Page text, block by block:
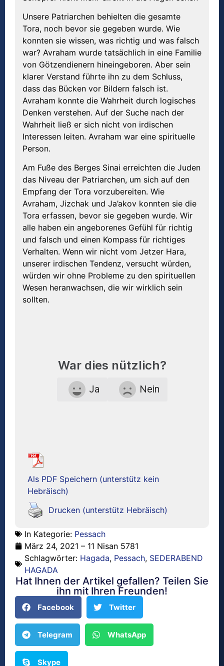
Unsere Patriarchen behielten die gesamte
Tora, noch bevor sie gegeben wurde. Wie
konnten sie wissen, was richtig und was falsch
war? Avraham wurde tatsächlich in eine Familie
von Götzendienern hineingeboren. Aber sein
klarer Verstand führte ihn zu dem Schluss,
dass das Bücken vor Bildern falsch ist.
Avraham konnte die Wahrheit durch logisches
Denken verstehen. Auf der Suche nach der
Wahrheit ließ er sich nicht von irdischen
Interessen leiten. Avraham war eine spirituelle
Person.
Am Fuße des Berges Sinai erreichten die Juden
das Niveau der Patriarchen, um sich auf den
Empfang der Tora vorzubereiten. Wie
Avraham, Jizchak und Ja’akov konnten sie die
Tora erfassen, bevor sie gegeben wurde. Wir
alle haben ein angeborenes Gefühl für richtig
und falsch und einen Kompass für richtiges
Verhalten. Wenn wir nicht vom Jetzer Hara,
unserer irdischen Tendenz, versucht würden,
würden wir ohne Probleme zu den spirituellen
Wesen heranwachsen, die wir wirklich sein
sollten.
War dies nützlich?
Ja Nein
Als PDF Speichern (unterstütz kein
Hebräisch)
Drucken (unterstütz Hebräisch)
In Kategorie: Pessach
März 24, 2021 – 11 Nisan 5781
Schlagwörter: Hagada, Pessach, SEDERABEND
HAGADA
Hat Ihnen der Artikel gefallen? Teilen Sie
ihn mit Ihren Freunden!
Facebook Twitter
Telegram WhatsApp
Skype